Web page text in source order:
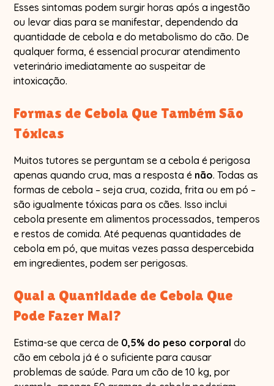
Esses sintomas podem surgir horas após a ingestão
ou levar dias para se manifestar, dependendo da
quantidade de cebola e do metabolismo do cão. De
qualquer forma, é essencial procurar atendimento
veterinário imediatamente ao suspeitar de
intoxicação.
Formas de Cebola Que Também São
Tóxicas
Muitos tutores se perguntam se a cebola é perigosa
apenas quando crua, mas a resposta é não. Todas as
formas de cebola – seja crua, cozida, frita ou em pó –
são igualmente tóxicas para os cães. Isso inclui
cebola presente em alimentos processados, temperos
e restos de comida. Até pequenas quantidades de
cebola em pó, que muitas vezes passa despercebida
em ingredientes, podem ser perigosas.
Qual a Quantidade de Cebola Que
Pode Fazer Mal?
Estima-se que cerca de 0,5% do peso corporal do
cão em cebola já é o suficiente para causar
problemas de saúde. Para um cão de 10 kg, por